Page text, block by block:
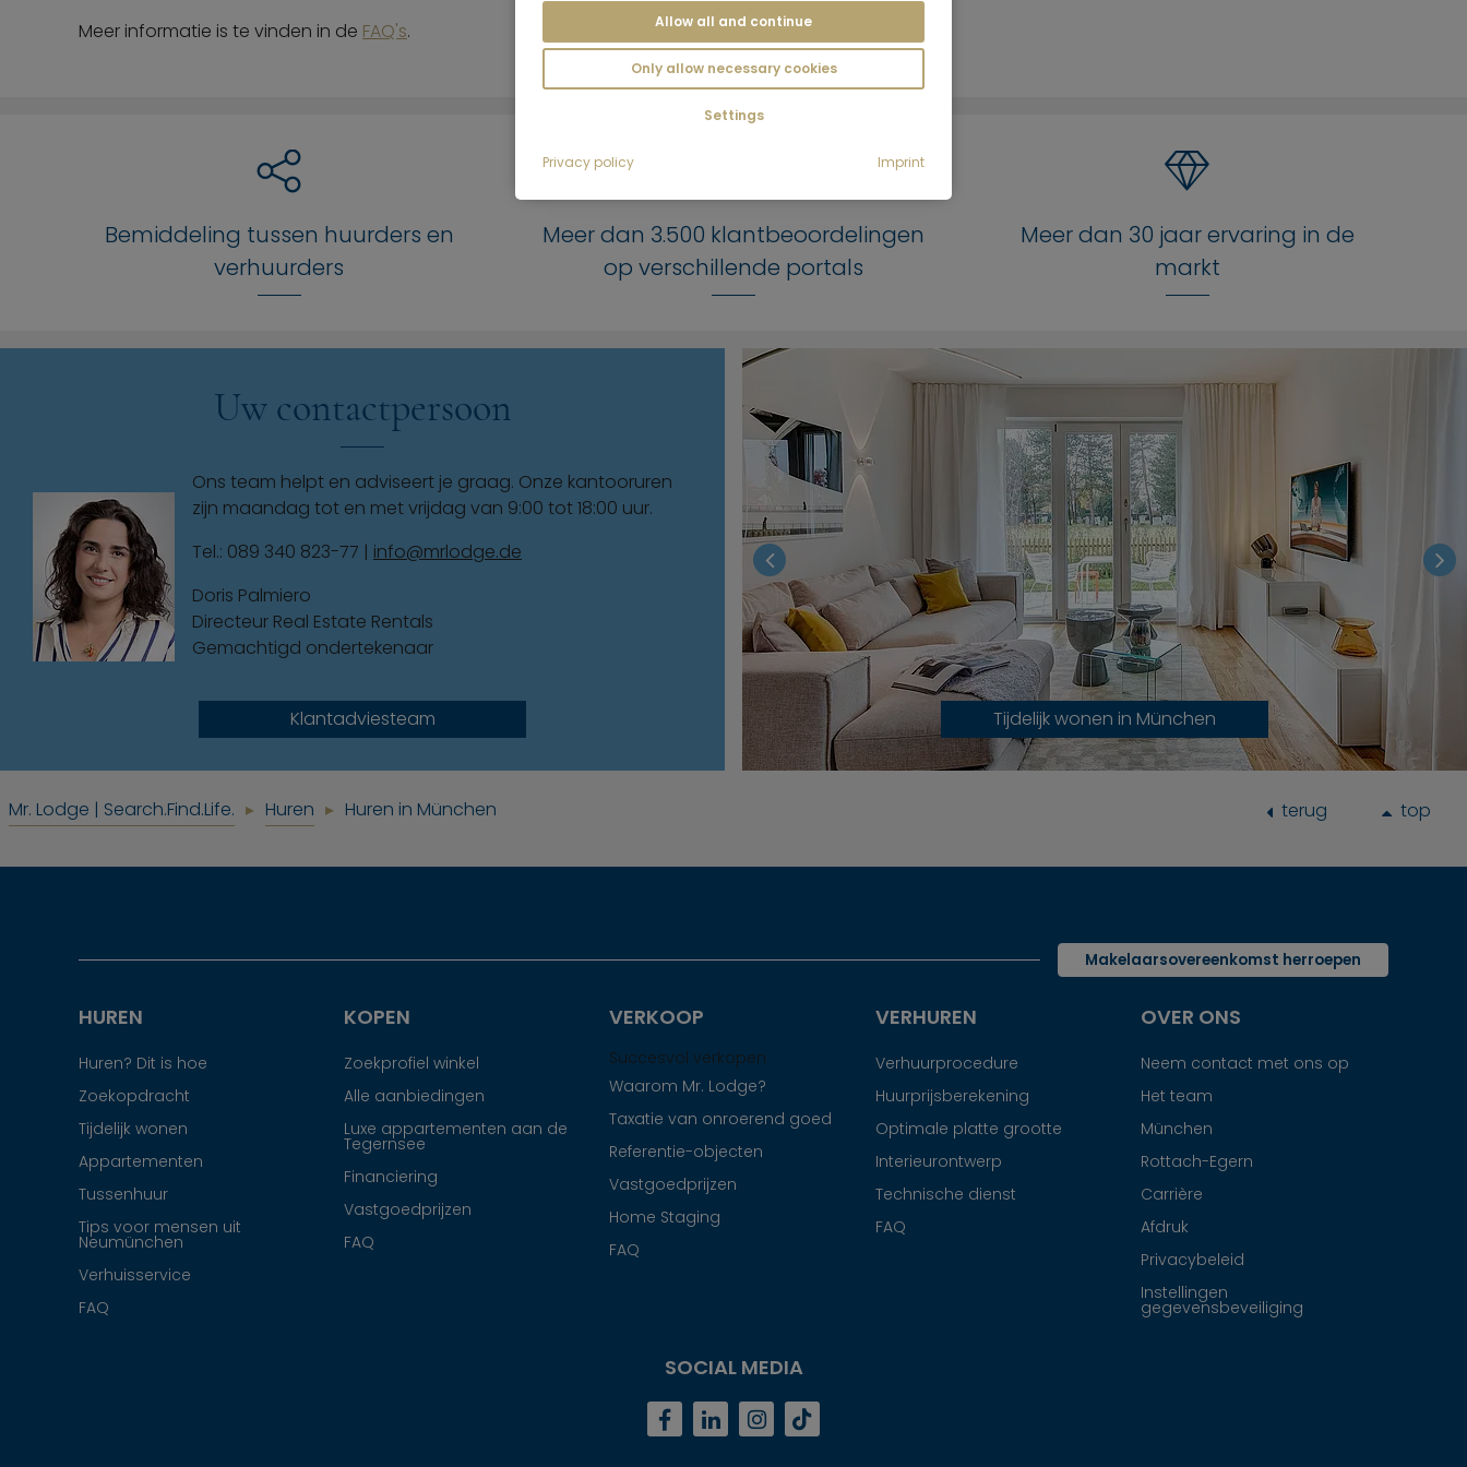
Meer informatie is te vinden in de FAQ's.
Bemiddeling tussen huurders en
verhuurders
Meer dan 3.500 klantbeoordelingen
op verschillende portals
Meer dan 30 jaar ervaring in de
markt
Uw contactpersoon
Ons team helpt en adviseert je graag. Onze kantooruren
zijn maandag tot en met vrijdag van 9:00 tot 18:00 uur.
Tel.: 089 340 823-77 | info@mrlodge.de
Doris Palmiero
Directeur Real Estate Rentals
Gemachtigd ondertekenaar
Klantadviesteam Tijdelijk wonen in München
Mr. Lodge | Search.Find.Life. Huren Huren in München terug top
Makelaarsovereenkomst herroepen
HUREN
Huren? Dit is hoe
Zoekopdracht
Tijdelijk wonen
Appartementen
Tussenhuur
Tips voor mensen uit
Neumünchen
Verhuisservice
FAQ
KOPEN
Zoekprofiel winkel
Alle aanbiedingen
Luxe appartementen aan de
Tegernsee
Financiering
Vastgoedprijzen
FAQ
VERKOOP
Succesvol verkopen
Waarom Mr. Lodge?
Taxatie van onroerend goed
Referentie-objecten
Vastgoedprijzen
Home Staging
FAQ
VERHUREN
Verhuurprocedure
Huurprijsberekening
Optimale platte grootte
Interieurontwerp
Technische dienst
FAQ
OVER ONS
Neem contact met ons op
Het team
München
Rottach-Egern
Carrière
Afdruk
Privacybeleid
Instellingen
gegevensbeveiliging
SOCIAL MEDIA
Allow all and continue
Only allow necessary cookies
Settings
Privacy policy Imprint